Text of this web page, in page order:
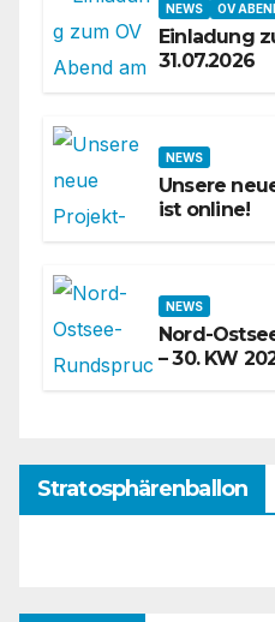
NEWS OV
Einladung
31.07.2026
NEWS
Unsere
ist online!
NEWS
Nord-
– 30. KW
Stratosphärenballon